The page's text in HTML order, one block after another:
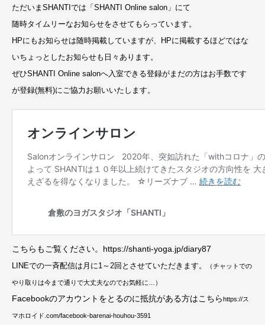
ただいまSHANTIでは「SHANTI Online salon」にて
随時タイムリーなお知らせをさせてもらっています。
HPにもお知らせは随時掲載していますが、
HPに掲載するほどではな
いちょっとしたお知らせも日々あります。
ぜひSHANTI Online salonへ入室できる登録がまだの方はお手数です
が登録(無料)にご協力お願いいたします。
こちらもご覧ください。https://shanti-yoga.jp/diary87
LINEでの一斉配信は月に1～2回とさせていただきます。 （チャットでの
やり取りは今まで通りで大丈夫なのでお気軽に…）
Facebookのアカウントをとるのに抵抗がある方はこちらhttps://ス
マホロイド.com/facebook-barenai-houhou-3591